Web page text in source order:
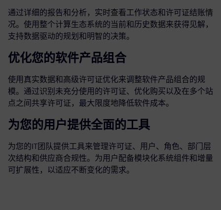
通过详细的报告和分析，实时查看工作状态和许可证结账情
况。使用整个计算生态系统的当前和历史数据来获得见解，
支持数据驱动的规划和明智的决策。
优化您的软件产品组合
使用真实数据和高级许可证优化来调整软件产品组合的规
模。通过识别未充分使用的许可证、优化购买以及在多个站
点之间共享许可证，最大限度地降低软件成本。
为您的用户提供全面的工具
为您的IT团队提供工具来管理许可证、用户、角色、部门层
次结构和供应商合规性。为用户配备模块化系统组件和增量
可扩展性，以适应不断变化的需求。